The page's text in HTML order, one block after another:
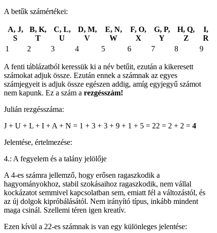
A betűk számértékei:
A, J,
S
B, K,
T
C, L,
U
D, M,
V
E, N,
W
F, O,
X
G, P,
Y
H, Q,
Z
I,
R
1
2 3 4 5 6 7 8 9
A fenti táblázatból keressük ki a név betűit, ezután a kikeresett
számokat adjuk össze. Ezután ennek a számnak az egyes
számjegyeit is adjuk össze egészen addig, amíg egyjegyű számot
nem kapunk. Ez a szám a rezgésszám!
Julián rezgésszáma:
J + U + L + I + A + N = 1 + 3 + 3 + 9 + 1 + 5 = 22 = 2 + 2 = 4
Jelentése, értelmezése:
4.: A fegyelem és a talány jelölője
A 4-es számra jellemző, hogy erősen ragaszkodik a
hagyományokhoz, stabil szokásaihoz ragaszkodik, nem vállal
kockázatot semmivel kapcsolatban sem, emiatt fél a változástól, és
az új dolgok kipróbálásától. Nem irányító típus, inkább mindent
maga csinál. Szellemi téren igen kreatív.
Ezen kívül a 22-es számnak is van egy különleges jelentése: